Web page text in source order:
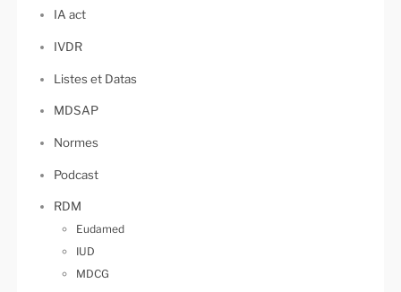
IA act
IVDR
Listes et Datas
MDSAP
Normes
Podcast
RDM
Eudamed
IUD
MDCG